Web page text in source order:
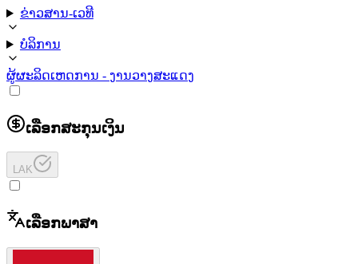
ຂ່າວສານ-ເວທີ
ບໍລິການ
ຜູ້ຜະລິດເຫດການ - ງານວາງສະແດງ
ເລືອກສະກຸນເງິນ
LAK
ເລືອກພາສາ